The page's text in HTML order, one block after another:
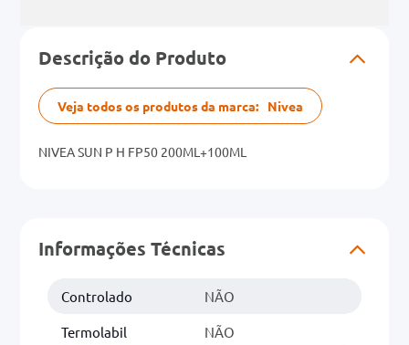
Descrição do Produto
Veja todos os produtos da marca: Nivea
NIVEA SUN P H FP50 200ML+100ML
Informações Técnicas
Controlado NÃO
Termolabil NÃO